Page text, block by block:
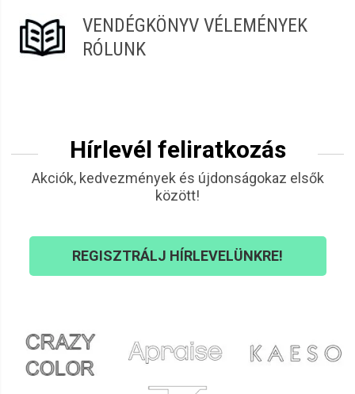
VENDÉGKÖNYV VÉLEMÉNYEK
RÓLUNK
Hírlevél feliratkozás
Akciók, kedvezmények és újdonságokaz elsők
között!
REGISZTRÁLJ HÍRLEVELÜNKRE!